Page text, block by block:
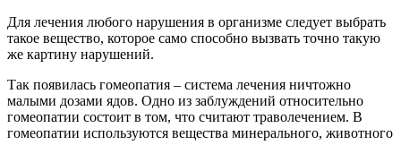
Для лечения любого нарушения в организме следует выбрать
такое вещество, которое само способно вызвать точно такую
же картину нарушений.
Так появилась гомеопатия – система лечения ничтожно
малыми дозами ядов. Одно из заблуждений относительно
гомеопатии состоит в том, что считают траволечением. В
гомеопатии используются вещества минерального, животного